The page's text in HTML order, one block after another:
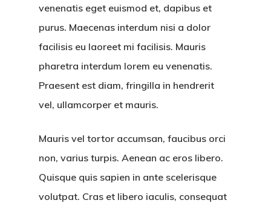
venenatis eget euismod et, dapibus et
purus. Maecenas interdum nisi a dolor
facilisis eu laoreet mi facilisis. Mauris
pharetra interdum lorem eu venenatis.
Praesent est diam, fringilla in hendrerit
vel, ullamcorper et mauris.
Mauris vel tortor accumsan, faucibus orci
non, varius turpis. Aenean ac eros libero.
Quisque quis sapien in ante scelerisque
volutpat. Cras et libero iaculis, consequat